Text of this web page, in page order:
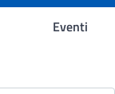
Eventi
-